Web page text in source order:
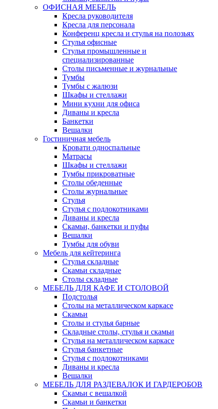
ОФИСНАЯ МЕБЕЛЬ
Кресла руководителя
Кресла для персонала
Конференц кресла и стулья на полозьях
Стулья офисные
Стулья промышленные и
специализированные
Столы письменные и журнальные
Тумбы
Тумбы с жалюзи
Шкафы и стеллажи
Мини кухни для офиса
Диваны и кресла
Банкетки
Вешалки
Гостиничная мебель
Кровати односпальные
Матрасы
Шкафы и стеллажи
Тумбы прикроватные
Столы обеденные
Столы журнальные
Стулья
Стулья с подлокотниками
Диваны и кресла
Скамьи, банкетки и пуфы
Вешалки
Тумбы для обуви
Мебель для кейтеринга
Стулья складные
Скамьи складные
Столы складные
МЕБЕЛЬ ДЛЯ КАФЕ И СТОЛОВОЙ
Подстолья
Столы на металлическом каркасе
Скамьи
Столы и стулья барные
Складные столы, стулья и скамьи
Стулья на металлическом каркасе
Стулья банкетные
Стулья с подлокотниками
Диваны и кресла
Вешалки
МЕБЕЛЬ ДЛЯ РАЗДЕВАЛОК И ГАРДЕРОБОВ
Скамьи с вешалкой
Скамьи и банкетки